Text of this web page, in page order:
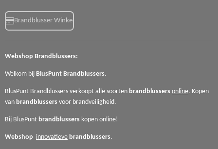
Brandblusser Winkel
Webshop Brandblussers:
Welkom bij BlusPunt Brandblussers.
BlusPunt Brandblussers verkoopt alle soorten brandblussers online. Kopen
van brandblussers voor brandveiligheid.
Bij BlusPunt brandblussers kopen online!
Webshop innovatieve brandblussers.